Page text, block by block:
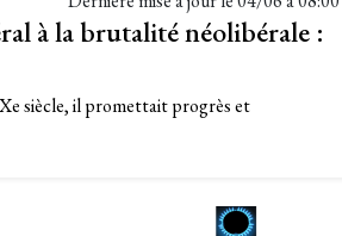
à la brutalité néolibérale :
siècle, il promettait progrès et